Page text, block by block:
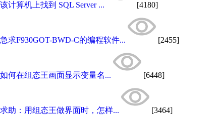
该计算机上找到 SQL Server ... [4180]
急求F930GOT-BWD-C的编程软件... [2455]
如何在组态王画面显示变量名... [6448]
求助：用组态王做界面时，怎样... [3464]